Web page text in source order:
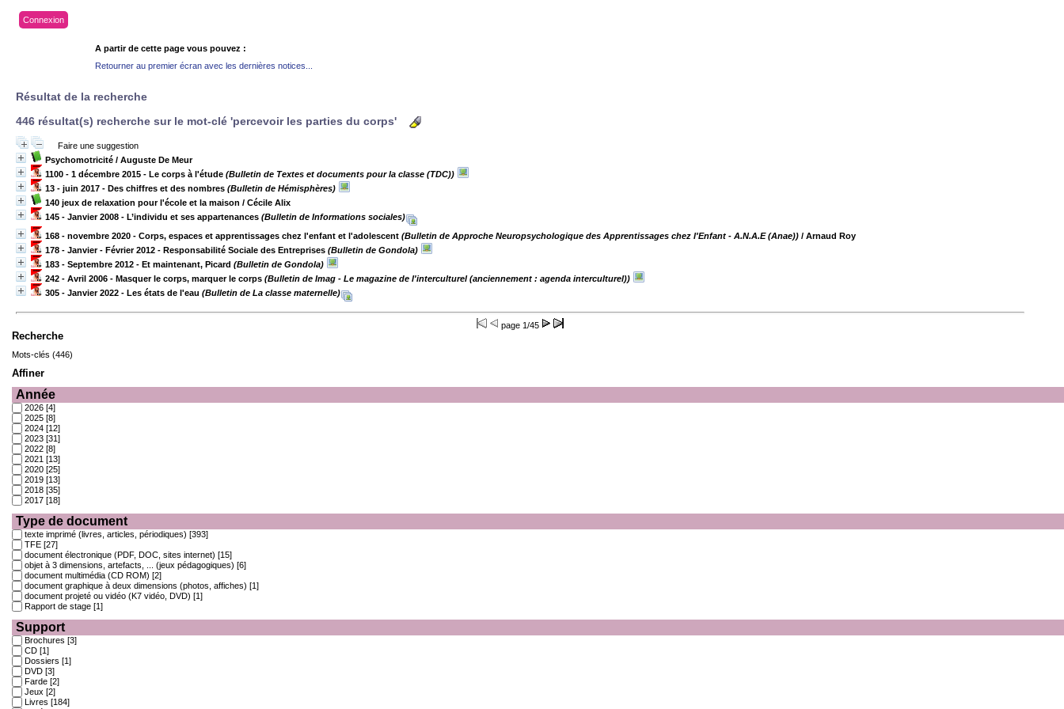
Connexion
A partir de cette page vous pouvez :
Retourner au premier écran avec les dernières notices...
Résultat de la recherche
446 résultat(s) recherche sur le mot-clé 'percevoir les parties du corps'
Faire une suggestion
Psychomotricité / Auguste De Meur
1100 - 1 décembre 2015 - Le corps à l'étude (Bulletin de Textes et documents pour la classe (TDC))
13 - juin 2017 - Des chiffres et des nombres (Bulletin de Hémisphères)
140 jeux de relaxation pour l'école et la maison / Cécile Alix
145 - Janvier 2008 - L’individu et ses appartenances (Bulletin de Informations sociales)
168 - novembre 2020 - Corps, espaces et apprentissages chez l'enfant et l'adolescent (Bulletin de Approche Neuropsychologique des Apprentissages chez l'Enfant - A.N.A.E (Anae)) / Arnaud Roy
178 - Janvier - Février 2012 - Responsabilité Sociale des Entreprises (Bulletin de Gondola)
183 - Septembre 2012 - Et maintenant, Picard (Bulletin de Gondola)
242 - Avril 2006 - Masquer le corps, marquer le corps (Bulletin de Imag - Le magazine de l'interculturel (anciennement : agenda interculturel))
305 - Janvier 2022 - Les états de l'eau (Bulletin de La classe maternelle)
page 1/45
Recherche
Mots-clés (446)
Affiner
Année
2026 [4]
2025 [8]
2024 [12]
2023 [31]
2022 [8]
2021 [13]
2020 [25]
2019 [13]
2018 [35]
2017 [18]
Type de document
texte imprimé (livres, articles, périodiques) [393]
TFE [27]
document électronique (PDF, DOC, sites internet) [15]
objet à 3 dimensions, artefacts, ... (jeux pédagogiques) [6]
document multimédia (CD ROM) [2]
document graphique à deux dimensions (photos, affiches) [1]
document projeté ou vidéo (K7 vidéo, DVD) [1]
Rapport de stage [1]
Support
Brochures [3]
CD [1]
Dossiers [1]
DVD [3]
Farde [2]
Jeux [2]
Livres [184]